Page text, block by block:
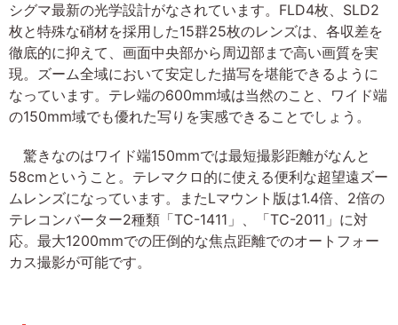
シグマ最新の光学設計がなされています。FLD4枚、SLD2
枚と特殊な硝材を採用した15群25枚のレンズは、各収差を
徹底的に抑えて、画面中央部から周辺部まで高い画質を実
現。ズーム全域において安定した描写を堪能できるように
なっています。テレ端の600mm域は当然のこと、ワイド端
の150mm域でも優れた写りを実感できることでしょう。
驚きなのはワイド端150mmでは最短撮影距離がなんと
58cmということ。テレマクロ的に使える便利な超望遠ズー
ムレンズになっています。またLマウント版は1.4倍、2倍の
テレコンバーター2種類「TC-1411」、「TC-2011」に対
応。最大1200mmでの圧倒的な焦点距離でのオートフォー
カス撮影が可能です。